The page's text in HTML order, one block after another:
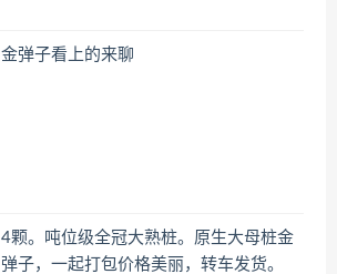
金弹子看上的来聊
4颗。吨位级全冠大熟桩。原生大母桩金
弹子，一起打包价格美丽，转车发货。